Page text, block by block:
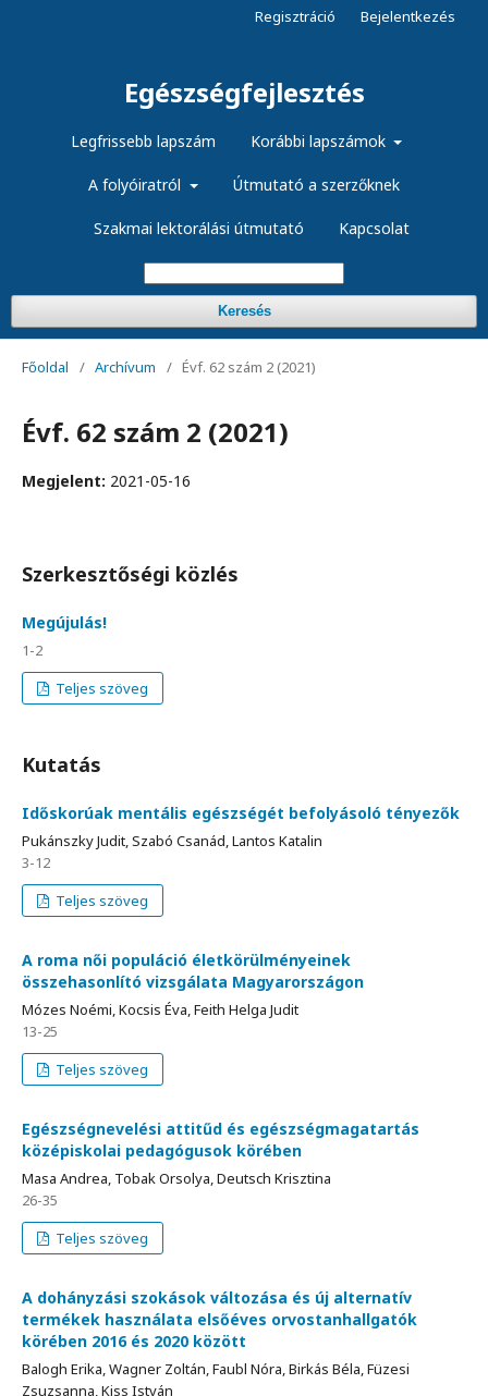
Egészségfejlesztés
Legfrissebb lapszám Korábbi lapszámok
A folyóiratról Útmutató a szerzőknek
Szakmai lektorálási útmutató Kapcsolat
Keresés
Regisztráció Bejelentkezés
Főoldal / Archívum / Évf. 62 szám 2 (2021)
Évf. 62 szám 2 (2021)
Megjelent: 2021-05-16
Szerkesztőségi közlés
Megújulás!
1-2
Teljes szöveg
Kutatás
Időskorúak mentális egészségét befolyásoló tényezők
Pukánszky Judit, Szabó Csanád, Lantos Katalin
3-12
Teljes szöveg
A roma női populáció életkörülményeinek
összehasonlító vizsgálata Magyarországon
Mózes Noémi, Kocsis Éva, Feith Helga Judit
13-25
Teljes szöveg
Egészségnevelési attitűd és egészségmagatartás
középiskolai pedagógusok körében
Masa Andrea, Tobak Orsolya, Deutsch Krisztina
26-35
Teljes szöveg
A dohányzási szokások változása és új alternatív
termékek használata elsőéves orvostanhallgatók
körében 2016 és 2020 között
Balogh Erika, Wagner Zoltán, Faubl Nóra, Birkás Béla, Füzesi
Zsuzsanna, Kiss István